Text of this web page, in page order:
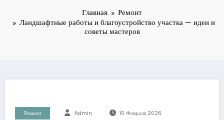
Главная
Ремонт
Ландшафтные работы и благоустройство участка — идеи и
советы мастеров
Ремонт Admin 10 Февраля 2026